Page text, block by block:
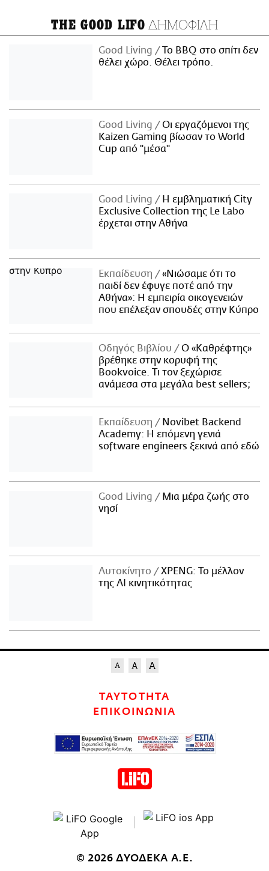
THE GOOD LIFO ΔΗΜΟΦΙΛΗ
Good Living
Το BBQ στο σπίτι δεν
θέλει χώρο. Θέλει τρόπο.
Good Living
Οι εργαζόμενοι της
Kaizen Gaming βίωσαν το World
Cup από "μέσα"
Good Living
Η εμβληματική City
Exclusive Collection της Le Labo
έρχεται στην Αθήνα
Εκπαίδευση
«Νιώσαμε ότι το
παιδί δεν έφυγε ποτέ από την
Αθήνα»: Η εμπειρία οικογενειών
που επέλεξαν σπουδές στην Κύπρο
Οδηγός Βιβλίου
Ο «Καθρέφτης»
βρέθηκε στην κορυφή της
Bookvoice. Τι τον ξεχώρισε
ανάμεσα στα μεγάλα best sellers;
Εκπαίδευση
Novibet Backend
Academy: Η επόμενη γενιά
software engineers ξεκινά από εδώ
Good Living
Μια μέρα ζωής στο
νησί
Αυτοκίνητο
XPENG: Το μέλλον
της AI κινητικότητας
ΤΑΥΤΟΤΗΤΑ
ΕΠΙΚΟΙΝΩΝΙΑ
© 2026 ΔΥΟΔΕΚΑ Α.Ε.